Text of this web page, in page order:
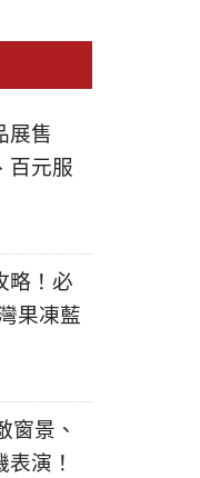
展售
百元服
略！必
果凍藍
窗景、
演！